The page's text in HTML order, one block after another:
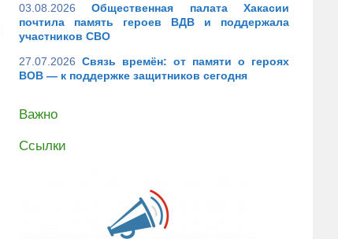
03.08.2026
Общественная палата Хакасии
почтила память героев ВДВ и поддержала
участников СВО
27.07.2026 Связь времён: от памяти о героях
ВОВ — к поддержке защитников сегодня
Важно
Ссылки